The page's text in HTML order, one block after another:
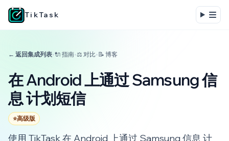
TikTask
← 返回集成列表•🔌 指南•⚖️ 对比•📝 博客
在 Android 上通过 Samsung 信
息 计划短信
⭐高级版
使用 TikTask 在 Android 上通过 Samsung 信息 计